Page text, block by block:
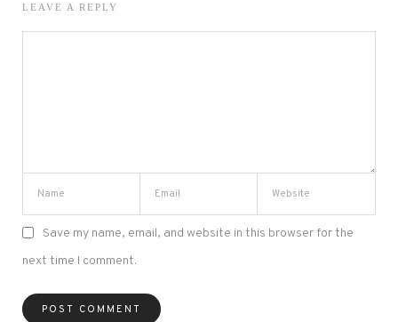
LEAVE A REPLY
Save my name, email, and website in this browser for the
next time I comment.